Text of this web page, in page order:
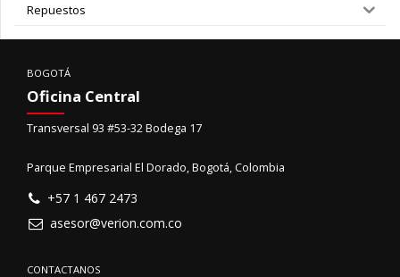
Repuestos
BOGOTÁ
Oficina Central
Transversal 93 #53-32 Bodega 17
Parque Empresarial El Dorado, Bogotá, Colombia
+57 1 467 2473
asesor@verion.com.co
CONTACTANOS